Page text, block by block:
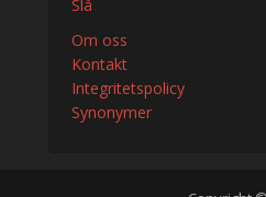
Slå
Om oss
Kontakt
Integritetspolicy
Synonymer